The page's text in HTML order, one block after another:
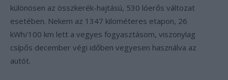
különösen az összkerék-hajtású, 530 lóerős változat
esetében. Nekem az 1347 kilométeres etapon, 26
kWh/100 km lett a vegyes fogyasztásom, viszonylag
csípős december végi időben vegyesen használva az
autót.